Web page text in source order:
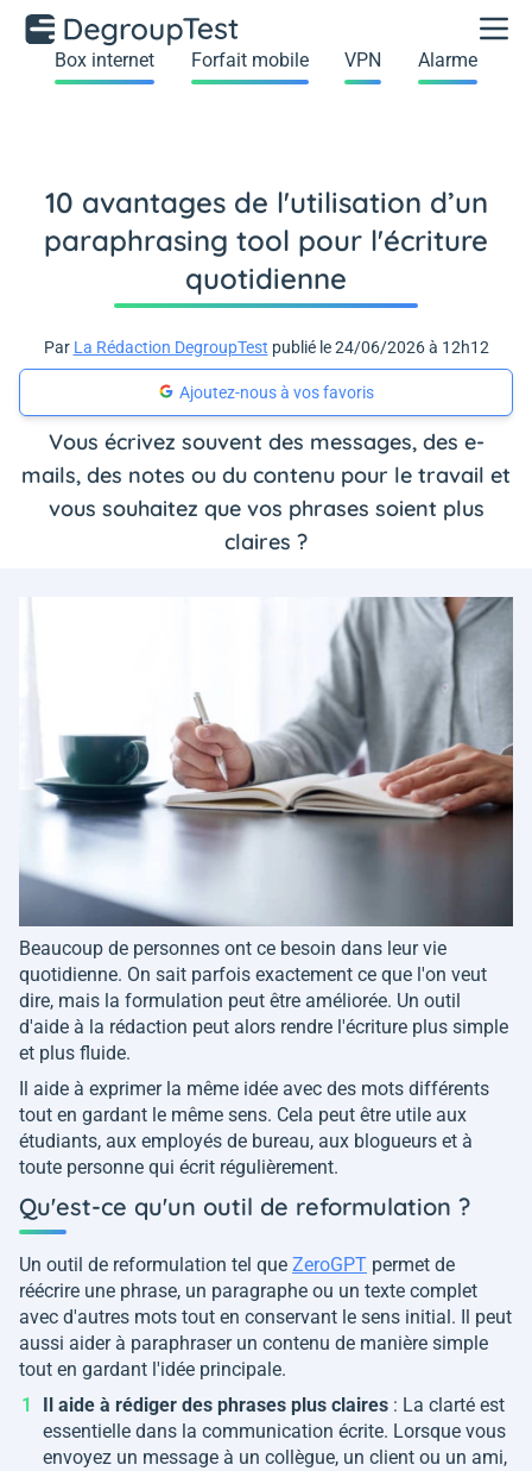
Box internet Forfait mobile VPN Alarme
10 avantages de l'utilisation d’un
paraphrasing tool pour l'écriture
quotidienne
Par La Rédaction DegroupTest publié le 24/06/2026 à 12h12
Ajoutez-nous à vos favoris
Vous écrivez souvent des messages, des e-
mails, des notes ou du contenu pour le travail et
vous souhaitez que vos phrases soient plus
claires ?
Beaucoup de personnes ont ce besoin dans leur vie
quotidienne. On sait parfois exactement ce que l'on veut
dire, mais la formulation peut être améliorée. Un outil
d'aide à la rédaction peut alors rendre l'écriture plus simple
et plus fluide.
Il aide à exprimer la même idée avec des mots différents
tout en gardant le même sens. Cela peut être utile aux
étudiants, aux employés de bureau, aux blogueurs et à
toute personne qui écrit régulièrement.
Qu'est-ce qu'un outil de reformulation ?
Un outil de reformulation tel que ZeroGPT permet de
réécrire une phrase, un paragraphe ou un texte complet
avec d'autres mots tout en conservant le sens initial. Il peut
aussi aider à paraphraser un contenu de manière simple
tout en gardant l'idée principale.
Il aide à rédiger des phrases plus claires : La clarté est
essentielle dans la communication écrite. Lorsque vous
envoyez un message à un collègue, un client ou un ami,